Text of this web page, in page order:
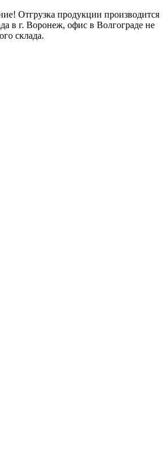
Отгрузка продукции производится
в г. Воронеж, офис в Волгограде не
склада.